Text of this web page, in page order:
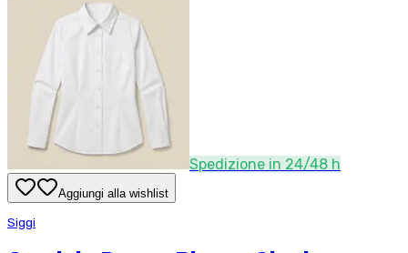
Spedizione in 24/48 h
Aggiungi alla wishlist
Siggi